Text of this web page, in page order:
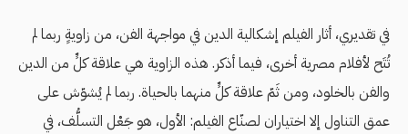
في تقديري، أثار الفيلم إشكالية الدين في مواجهة الفن، من زاويةٍ ربما لم
تُتَح لأفلام مصرية أخرى، فيما أذكر. هذه الزاوية هي علاقة كلٍّ من الدين
والفن بالخلود، ومن ثَمّ علاقة كلٍّ منهما بالحياة. ربما لم يُشوّش على
عمق التناول إلا اختياران لصنّاع الفيلم: الأول، هو جَعْل التسلُّف، في